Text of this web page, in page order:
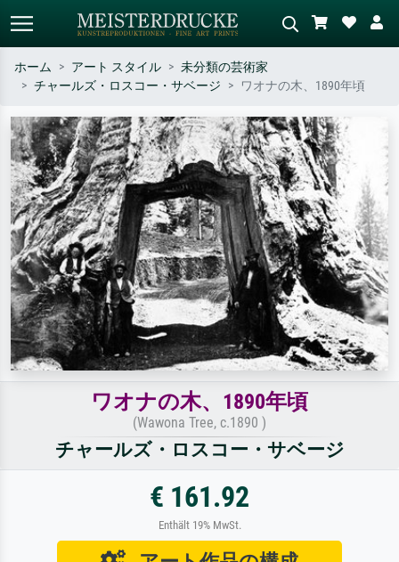
作家名・作品名・スタイルで検索
– 例：モネ、星月夜、印象派、北
斎の波、ヌード。
シーンを説明してください – 例：
緑の草原、赤の多い抽象画、暗い
油絵、木のそばの立ち姿のヌー
ド。
ホーム アート スタイル
未分類の芸術家
チャールズ・ロスコー・サベージ
ワオナの木、1890年頃
ワオナの木、1890年頃
(Wawona Tree, c.1890 )
チャールズ・ロスコー・サベージ
€ 161.92
Enthält 19% MwSt.